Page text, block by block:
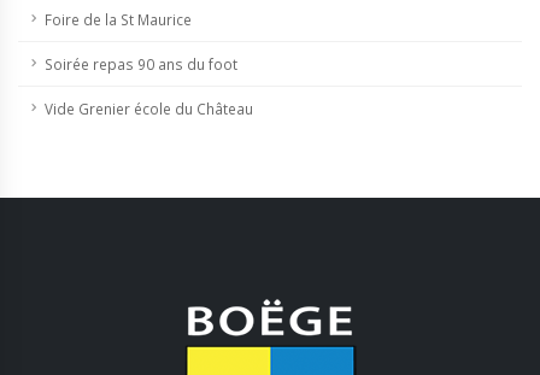
Foire de la St Maurice
Soirée repas 90 ans du foot
Vide Grenier école du Château